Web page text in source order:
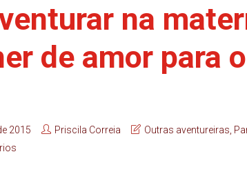
na
de amor para
2015 Priscila Correia Outras aventureiras